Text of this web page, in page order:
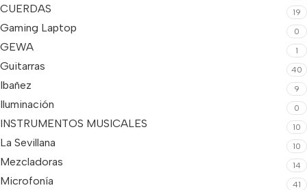
CUERDAS 19
Gaming Laptop 0
GEWA 1
Guitarras 40
Ibañez 9
Iluminación 0
INSTRUMENTOS MUSICALES 10
La Sevillana 10
Mezcladoras 14
Microfonía 41